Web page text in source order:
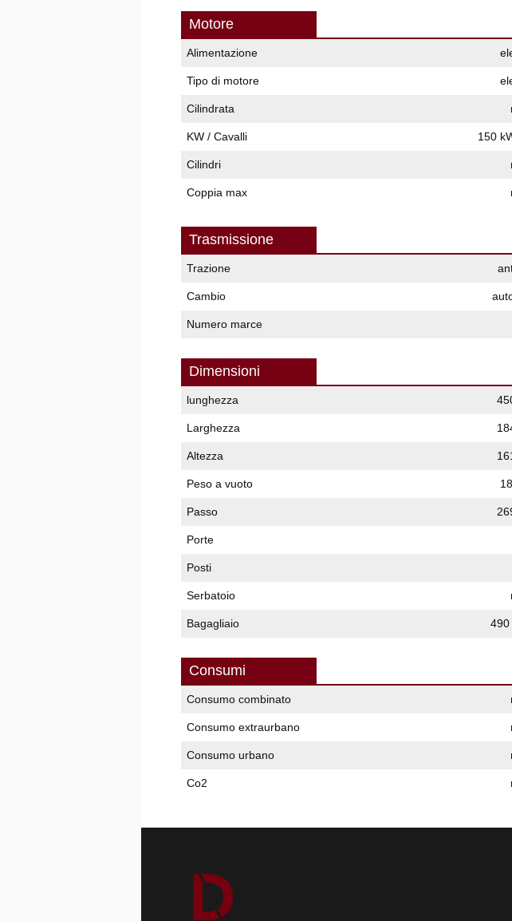
Motore
Alimentazione
Tipo di motore
Cilindrata
KW / Cavalli 150
Cilindri
Coppia max
Trasmissione
Trazione
Cambio
Numero marce
Dimensioni
lunghezza
Larghezza
Altezza
Peso a vuoto
Passo
Porte
Posti
Serbatoio
Bagagliaio 490
Consumi
Consumo combinato
Consumo extraurbano
Consumo urbano
Co2